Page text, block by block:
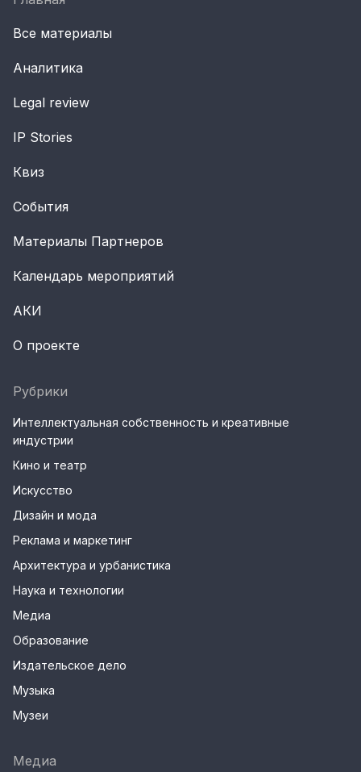
Все материалы
Аналитика
Legal review
IP Stories
Квиз
События
Материалы Партнеров
Календарь мероприятий
АКИ
О проекте
Рубрики
Интеллектуальная собственность и креативные
индустрии
Кино и театр
Искусство
Дизайн и мода
Реклама и маркетинг
Архитектура и урбанистика
Наука и технологии
Медиа
Образование
Издательское дело
Музыка
Музеи
Медиа